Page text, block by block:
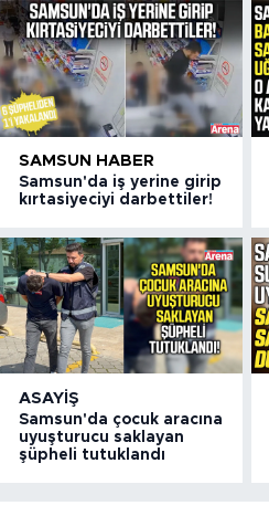
SAMSUN HABER
Samsun'da iş yerine girip
kırtasiyeciyi darbettiler!
ASAYIŞ
Samsun'da çocuk aracına
uyuşturucu saklayan
şüpheli tutuklandı